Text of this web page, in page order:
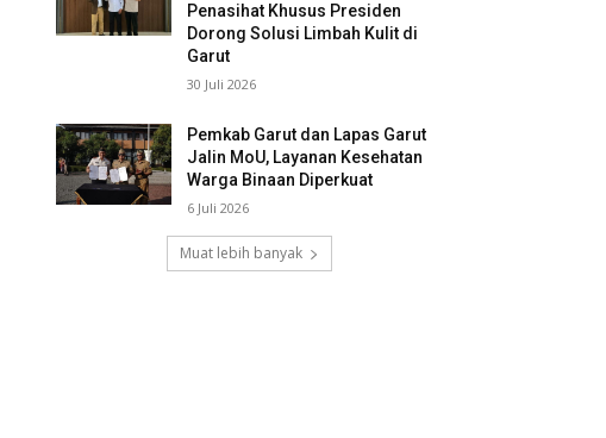
Penasihat Khusus Presiden
Dorong Solusi Limbah Kulit di
Garut
30 Juli 2026
Pemkab Garut dan Lapas Garut
Jalin MoU, Layanan Kesehatan
Warga Binaan Diperkuat
6 Juli 2026
Muat lebih banyak